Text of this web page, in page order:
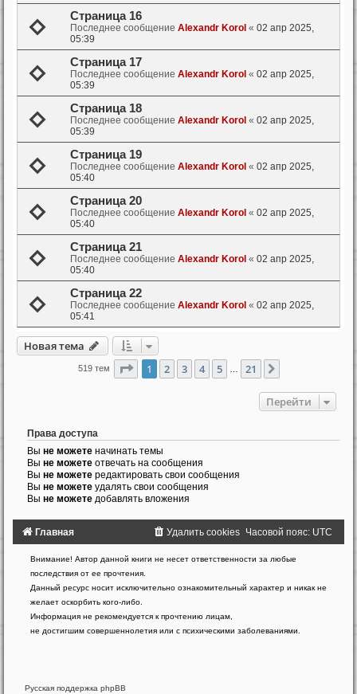
Страница 16
Последнее сообщение Alexandr Korol « 02 апр 2025,
05:39
Страница 17
Последнее сообщение Alexandr Korol « 02 апр 2025,
05:39
Страница 18
Последнее сообщение Alexandr Korol « 02 апр 2025,
05:39
Страница 19
Последнее сообщение Alexandr Korol « 02 апр 2025,
05:40
Страница 20
Последнее сообщение Alexandr Korol « 02 апр 2025,
05:40
Страница 21
Последнее сообщение Alexandr Korol « 02 апр 2025,
05:40
Страница 22
Последнее сообщение Alexandr Korol « 02 апр 2025,
05:41
Новая тема
519 тем Страница из 21
1 2 3 4 5 21
Перейти
Права доступа
Вы не можете начинать темы
Вы не можете отвечать на сообщения
Вы не можете редактировать свои сообщения
Вы не можете удалять свои сообщения
Вы не можете добавлять вложения
Главная Часовой пояс: UTC
Удалить cookies
Внимание! Автор данной книги не несет ответственности за любые
последствия от ее прочтения.
Данный ресурс носит исключительно ознакомительный характер и никак не
желает оскорбить кого-либо.
Информация не рекомендуется к прочтению лицам,
не достигшим совершеннолетия или с психическими заболеваниями.
Создано
на
основе
phpBB®
Forum
Software
Русская поддержка phpBB